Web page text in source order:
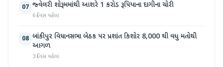
07 જ્વેલરી શોરૂમમાંથી આશરે 1 કરોડ રૂપિયાના દાગીના ચોરી
6 દિવસ પહેલા
08 બાંકીપુર વિધાનસભા બેઠક પર પ્રશાંત કિશોર 8,000 થી વધુ મતોથી
આગળ
3 દિવસ પહેલા